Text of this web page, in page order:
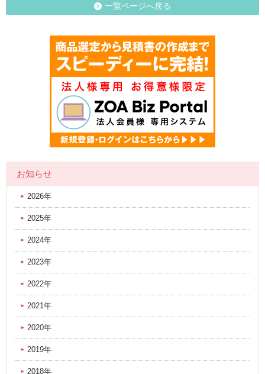
一覧ページへ戻る
お知らせ
2026年
2025年
2024年
2023年
2022年
2021年
2020年
2019年
2018年